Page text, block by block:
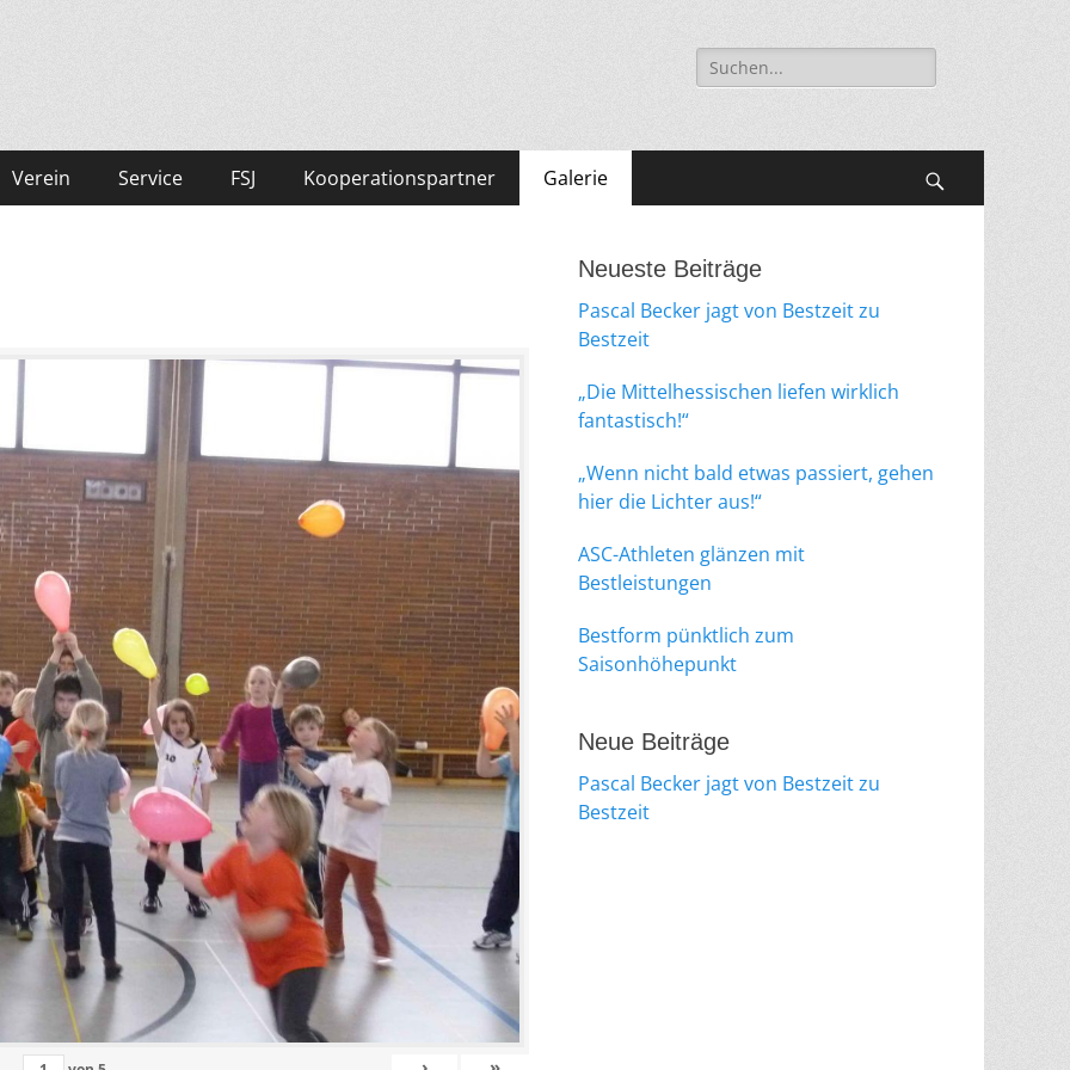
Suche
nach:
Verein Service FSJ Kooperationspartner Galerie
Neueste Beiträge
Pascal Becker jagt von Bestzeit zu
Bestzeit
„Die Mittelhessischen liefen wirklich
fantastisch!“
„Wenn nicht bald etwas passiert, gehen
hier die Lichter aus!“
ASC-Athleten glänzen mit
Bestleistungen
Bestform pünktlich zum
Saisonhöhepunkt
Neue Beiträge
Pascal Becker jagt von Bestzeit zu
Bestzeit